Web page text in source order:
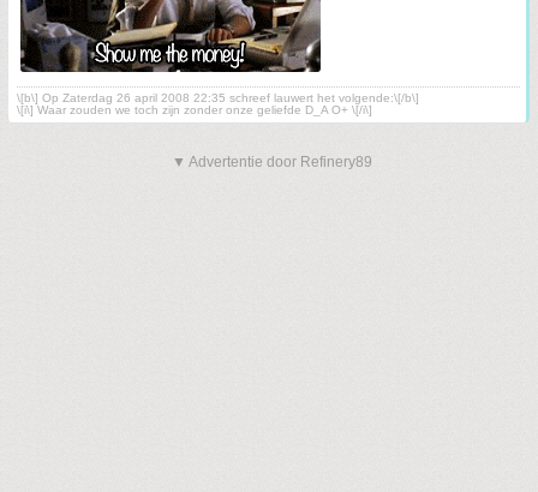
\[b\] Op Zaterdag 26 april 2008 22:35 schreef lauwert het volgende:\[/b\]
\[i\] Waar zouden we toch zijn zonder onze geliefde D_A O+ \[/i\]
▼ Advertentie door Refinery89